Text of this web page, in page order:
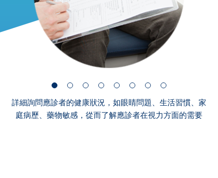
詳細詢問應診者的健康狀況，如眼睛問題、生活習慣、家
庭病歷、藥物敏感，從而了解應診者在視力方面的需要